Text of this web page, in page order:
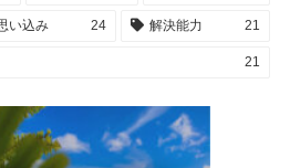
い込み 24 解決能力 21
21